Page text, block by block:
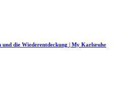
die Wiederentdeckung | My Karlsruhe